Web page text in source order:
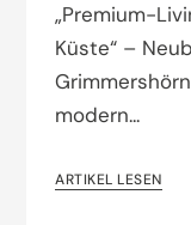
„Premium-
Küste“ –
modern...
ARTIKEL LESEN